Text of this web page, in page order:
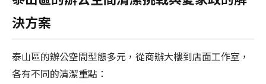
決方案
泰山區的辦公空間型態多元，從商辦大樓到店面工作室，
各有不同的清潔重點：